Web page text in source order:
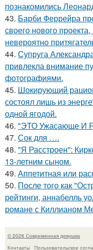
познакомились
43. Барби Феррейра
своего нового
невероятно
44. Супруга
привлекла внимание
фотографиями.
45. Шокирующий
состоял лишь из
одной ягодой.
46. "ЭТО Ужасающе И
47. Сок для ….
48. "Я Расстроен":
13-летним сыном.
49. Аппетитная или
50. После того как
рейтинги, аннабелль
романе с Киллианом
© 2026 Современная девушка
Контакты
Пользовательское